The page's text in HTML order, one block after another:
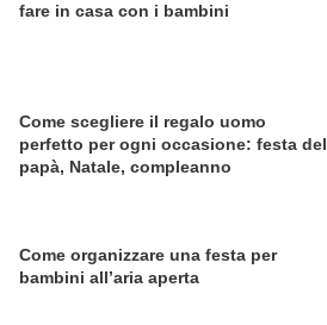
fare in casa con i bambini
Come scegliere il regalo uomo
perfetto per ogni occasione: festa del
papà, Natale, compleanno
Come organizzare una festa per
bambini all’aria aperta